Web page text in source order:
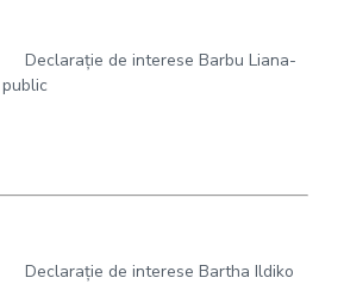
Declarație de interese Barbu Liana-
Declarație de interese Bartha Ildiko